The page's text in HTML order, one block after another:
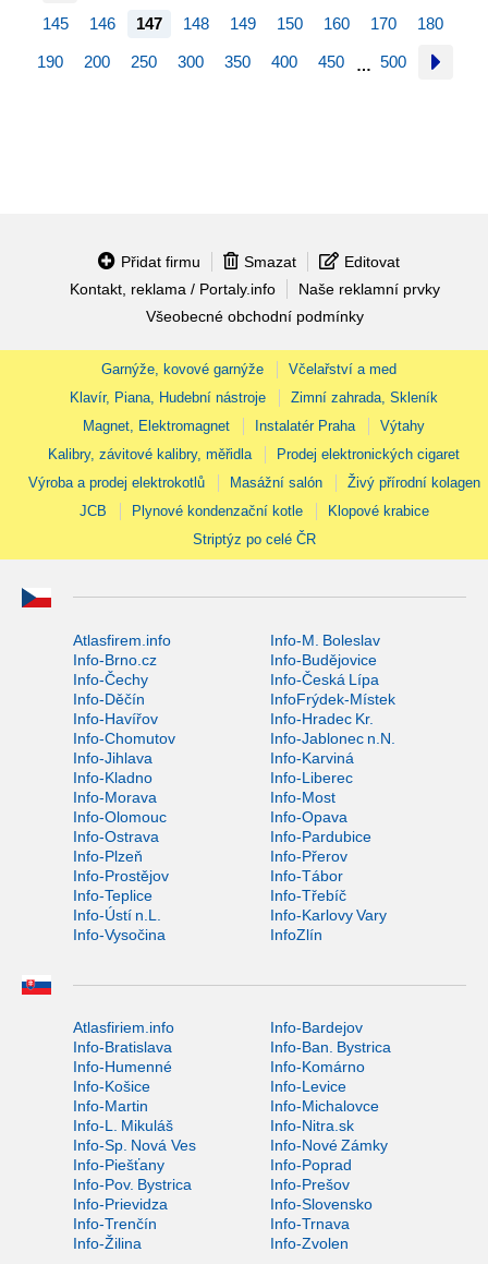
145 146 147 148 149 150 160 170 180
190 200 250 300 350 400 450 … 500
Přidat firmu Smazat
Editovat
Kontakt, reklama / Portaly.info
Naše reklamní prvky
Všeobecné obchodní podmínky
Garnýže, kovové garnýže
Včelařství a med
Klavír, Piana, Hudební nástroje
Zimní zahrada, Skleník
Magnet, Elektromagnet
Instalatér Praha
Výtahy
Kalibry, závitové kalibry, měřidla
Prodej elektronických cigaret
Výroba a prodej elektrokotlů
Masážní salón
Živý přírodní kolagen
JCB
Plynové kondenzační kotle
Klopové krabice
Striptýz po celé ČR
Atlasfirem.info
Info-M. Boleslav
Info-Brno.cz
Info-Budějovice
Info-Čechy
Info-Česká Lípa
Info-Děčín
InfoFrýdek-Místek
Info-Havířov
Info-Hradec Kr.
Info-Chomutov
Info-Jablonec n.N.
Info-Jihlava
Info-Karviná
Info-Kladno
Info-Liberec
Info-Morava
Info-Most
Info-Olomouc
Info-Opava
Info-Ostrava
Info-Pardubice
Info-Plzeň
Info-Přerov
Info-Prostějov
Info-Tábor
Info-Teplice
Info-Třebíč
Info-Ústí n.L.
Info-Karlovy Vary
Info-Vysočina
InfoZlín
Atlasfiriem.info
Info-Bardejov
Info-Bratislava
Info-Ban. Bystrica
Info-Humenné
Info-Komárno
Info-Košice
Info-Levice
Info-Martin
Info-Michalovce
Info-L. Mikuláš
Info-Nitra.sk
Info-Sp. Nová Ves
Info-Nové Zámky
Info-Piešťany
Info-Poprad
Info-Pov. Bystrica
Info-Prešov
Info-Prievidza
Info-Slovensko
Info-Trenčín
Info-Trnava
Info-Žilina
Info-Zvolen